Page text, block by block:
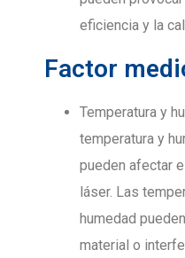
eficiencia y la
Factor
Temperatura y
temperatura y
pueden afectar
láser. Las
humedad
material o